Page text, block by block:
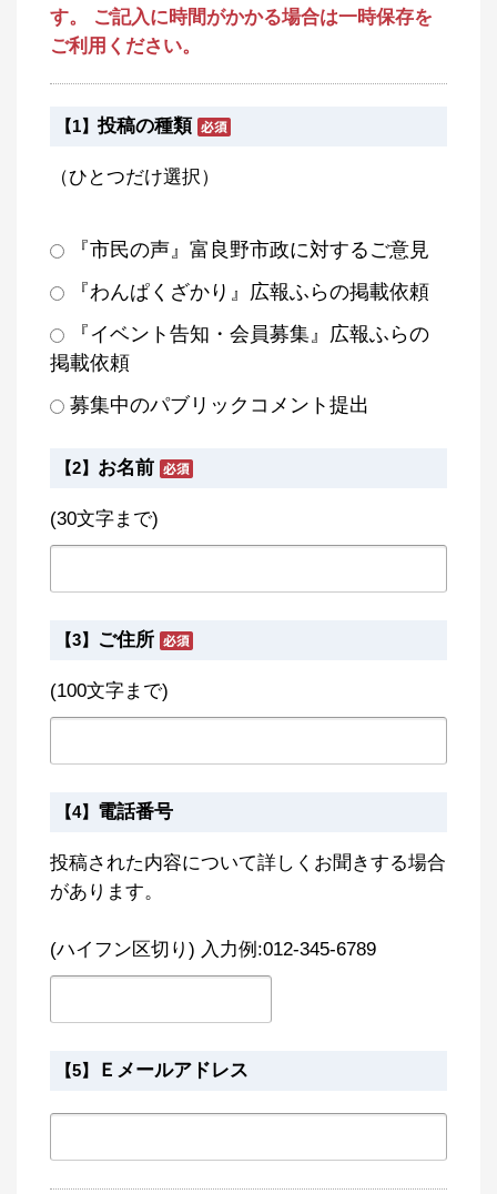
す。 ご記入に時間がかかる場合は一時保存を
ご利用ください。
【1】 投稿の種類
（ひとつだけ選択）
『市民の声』富良野市政に対するご意見
『わんぱくざかり』広報ふらの掲載依頼
『イベント告知・会員募集』広報ふらの
掲載依頼
募集中のパブリックコメント提出
【2】 お名前
(30文字まで)
【3】 ご住所
(100文字まで)
【4】 電話番号
投稿された内容について詳しくお聞きする場合
があります。
(ハイフン区切り) 入力例:012-345-6789
【5】 Ｅメールアドレス